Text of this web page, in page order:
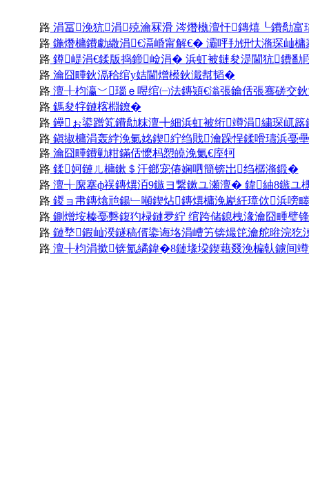
路 涓冨浼犺涓殑瀹冧滑 涔熸槸澶忓鏄熺┖鐨勪
路 鍦熸槦鐨勮繖涓€滆崏甯解€� 灞呯劧钘忕潃琛屾
路 鐏崼涓€鍒版捣鍗崄涓� 浜虹被鏈夋湜閫犺鐨勫
路 瀹囧畽鈥滆秴绾у姞閫熷櫒鈥濈幇韬�
路 澶╂枃瀛﹀瑙ｅ喅绾㈠法鏄熲€滃張鑰佸張骞磋交
路 鎷夋牸鏈楁棩鐐�
路 鑸ぉ鍙蹭笂鐨勪粖澶╋細浜虹被绗竴涓繍琛屼
路 鎭掓槦涓轰綍浼氭姳鍥紵绉戝瀹跺悜鍒嗗瓙浜戞
路 瀹囧畽鐨勭粓鏋佸懡杩愬皢浼氭€庢牱
路 鍒妸鏈ㄦ槦鏉＄汗鎯宠偆娴呬簡锛岀绉樼潃鍛�
路 澶╅緳搴ф祦鏄熼洦9鏃ヨ繋鏉ユ瀬澶� 鍏紬8鏃ユ
路 鍐ョ帇鏄熻兘鍚﹂噸鍥炶鏄熼槦浼嶏紝璋佽浜嗙畻
路 鍘熷垵榛戞礊鍑犳椂鏈夛紵 绾跨储鎴栧湪瀹囧畽璧
路 鏈堥鍜屾湀鐩稿偦鍌诲垎涓嶆竻锛熶笓瀹舵暀浣
路 澶╂枃涓撳锛氳繘鍏�8鏈堟垜鍥藉叕浼楄倝鐪间